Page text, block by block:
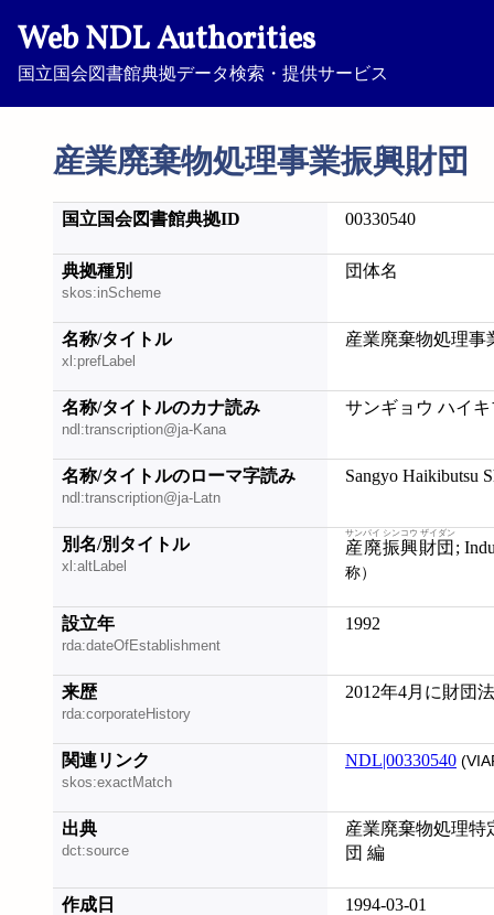
Web NDL Authorities
国立国会図書館典拠データ検索・提供サービス
産業廃棄物処理事業振興財団
国立国会図書館典拠ID 00330540
典拠種別
skos:inScheme
団体名
名称/タイトル
xl:prefLabel
産業廃棄物処理事
名称/タイトルのカナ読み
ndl:transcription@ja-Kana
サンギョウ ハイ
名称/タイトルのローマ字読み
ndl:transcription@ja-Latn
Sangyo Haikibutsu
別名/別タイトル
xl:altLabel
産廃振興財団
サンパイ シンコウ ザイダン
;
称）
設立年
rda:dateOfEstablishment
1992
来歴
rda:corporateHistory
2012年4月に財団
関連リンク
skos:exactMatch
NDL|00330540
出典
dct:source
産業廃棄物処理特
団 編
作成日 1994-03-01